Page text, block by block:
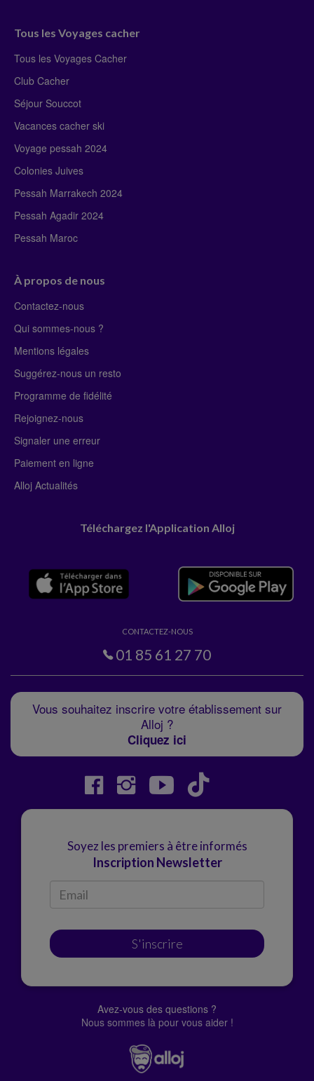
Tous les Voyages cacher
Tous les Voyages Cacher
Club Cacher
Séjour Souccot
Vacances cacher ski
Voyage pessah 2024
Colonies Juives
Pessah Marrakech 2024
Pessah Agadir 2024
Pessah Maroc
À propos de nous
Contactez-nous
Qui sommes-nous ?
Mentions légales
Suggérez-nous un resto
Programme de fidélité
Rejoignez-nous
Signaler une erreur
Paiement en ligne
Alloj Actualités
Téléchargez l'Application Alloj
CONTACTEZ-NOUS
01 85 61 27 70
Vous souhaitez inscrire votre établissement sur
Alloj ?
Cliquez ici
Soyez les premiers à être informés
Inscription Newsletter
S'inscrire
Avez-vous des questions ?
Nous sommes là pour vous aider !